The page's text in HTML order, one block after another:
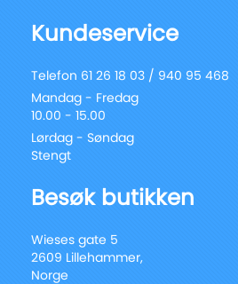
Kundeservice
Telefon 61 26 18 03 / 940 95 468
Mandag - Fredag
10.00 - 15.00
Lørdag - Søndag
Stengt
Besøk butikken
Wieses gate 5
2609 Lillehammer,
Norge